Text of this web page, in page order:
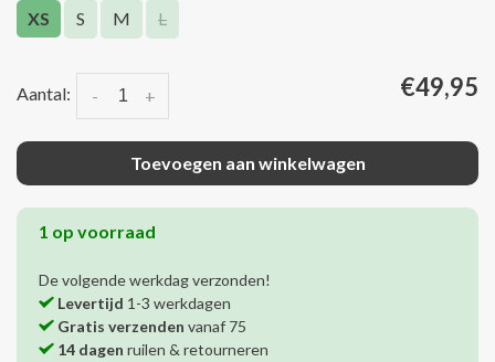
XS S M L
Aantal: +
- €49,95
Toevoegen aan winkelwagen
1 op voorraad
De volgende werkdag verzonden!
Levertijd 1-3 werkdagen
Gratis verzenden vanaf 75
14 dagen ruilen & retourneren